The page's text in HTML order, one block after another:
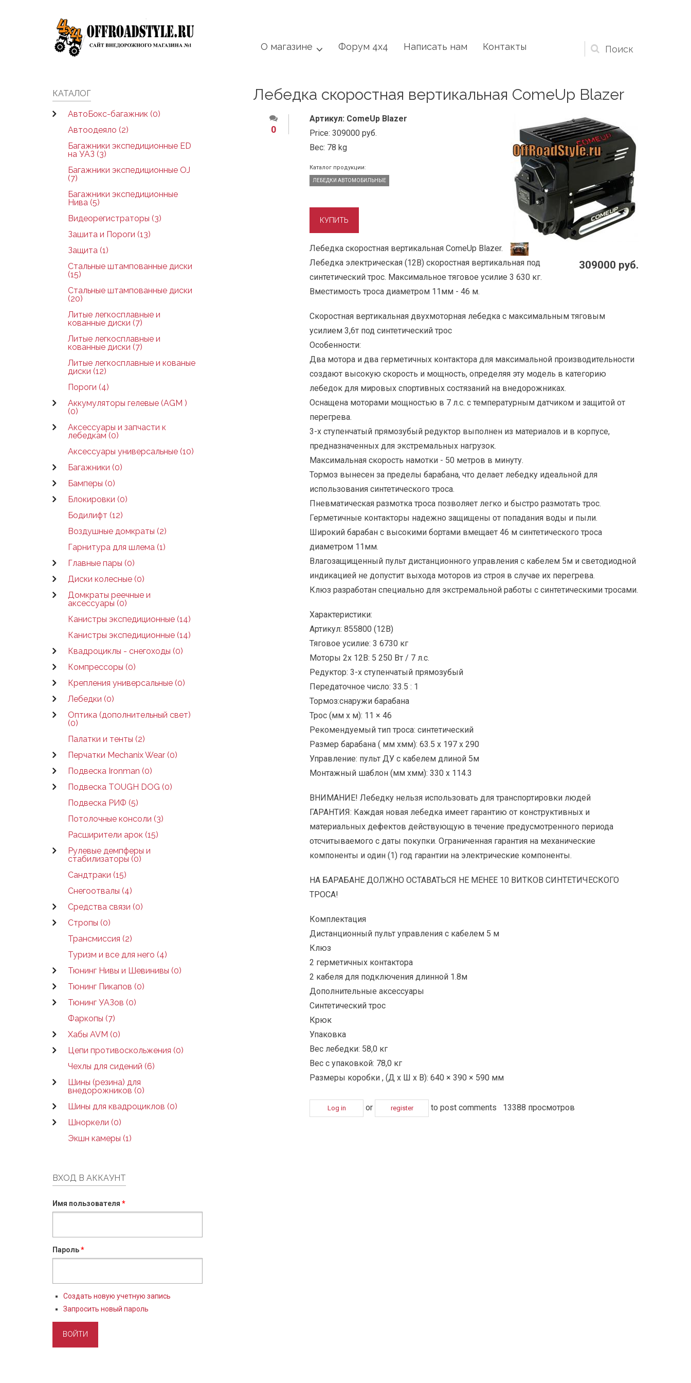
Форма
О магазине Форум 4x4 Написать нам Контакты
КАТАЛОГ
АвтоБокс-багажник (0)
Автоодеяло (2)
Багажники экспедиционные ED
на УАЗ (3)
Багажники экспедиционные OJ
(7)
Багажники экспедиционные
Нива (5)
Видеорегистраторы (3)
Зашита и Пороги (13)
Защита (1)
Стальные штампованные диски
(15)
Стальные штампованные диски
(20)
Литые легкосплавные и
кованные диски (7)
Литые легкосплавные и
кованные диски (7)
Литые легкосплавные и кованые
диски (12)
Пороги (4)
Аккумуляторы гелевые (AGM )
(0)
Аксессуары и запчасти к
лебедкам (0)
Аксессуары универсальные (10)
Багажники (0)
Бамперы (0)
Блокировки (0)
Бодилифт (12)
Воздушные домкраты (2)
Гарнитура для шлема (1)
Главные пары (0)
Диски колесные (0)
Домкраты реечные и
аксессуары (0)
Канистры экспедиционные (14)
Канистры экспедиционные (14)
Квадроциклы - снегоходы (0)
Компрессоры (0)
Крепления универсальные (0)
Лебедки (0)
Оптика (дополнительный свет)
(0)
Палатки и тенты (2)
Перчатки Mechanix Wear (0)
Подвеска Ironman (0)
Подвеска TOUGH DOG (0)
Подвеска РИФ (5)
Потолочные консоли (3)
Расширители арок (15)
Рулевые демпферы и
стабилизаторы (0)
Сандтраки (15)
Снегоотвалы (4)
Средства связи (0)
Стропы (0)
Трансмиссия (2)
Туризм и все для него (4)
Тюнинг Нивы и Шевинивы (0)
Тюнинг Пикапов (0)
Тюнинг УАЗов (0)
Фаркопы (7)
Хабы AVM (0)
Цепи противоскольжения (0)
Чехлы для сидений (6)
Шины (резина) для
внедорожников (0)
Шины для квадроциклов (0)
Шноркели (0)
Экшн камеры (1)
ВХОД В АККАУНТ
Имя пользователя *
Пароль*
Создать новую учетную запись
Запросить новый пароль
Лебедка скоростная вертикальная ComeUp Blazer
0
309000 руб.
Артикул: ComeUp Blazer
Price: 309000 руб.
Вес: 78 kg
Каталог продукции:
ЛЕБЕДКИ АВТОМОБИЛЬНЫЕ
Лебедка скоростная вертикальная ComeUp Blazer.
Лебедка электрическая (12В) скоростная вертикальная под
синтетический трос. Максимальное тяговое усилие 3 630 кг.
Вместимость троса диаметром 11мм - 46 м.
Cкоростная вертикальная двухмоторная лебедка с максимальным тяговым
усилием 3,6т под синтетический трос
Особенности:
Два мотора и два герметичных контактора для максимальной производительности
создают высокую скорость и мощность, определяя эту модель в категорию
лебедок для мировых спортивных состязаний на внедорожниках.
Оснащена моторами мощностью в 7 л.с. с температурным датчиком и защитой от
перегрева.
3-х ступенчатый прямозубый редуктор выполнен из материалов и в корпусе,
предназначенных для экстремальных нагрузок.
Максимальная скорость намотки - 50 метров в минуту.
Тормоз вынесен за пределы барабана, что делает лебедку идеальной для
использования синтетического троса.
Пневматическая размотка троса позволяет легко и быстро размотать трос.
Герметичные контакторы надежно защищены от попадания воды и пыли.
Широкий барабан с высокими бортами вмещает 46 м синтетического троса
диаметром 11мм.
Влагозащищенный пульт дистанционного управления с кабелем 5м и светодиодной
индикацией не допустит выхода моторов из строя в случае их перегрева.
Клюз разработан специально для экстремальной работы с синтетическими тросами.
Характеристики:
Артикул: 855800 (12В)
Тяговое усилие: 3 6730 кг
Моторы 2х 12В: 5 250 Вт / 7 л.с.
Редуктор: 3-х ступенчатый прямозубый
Передаточное число: 33.5 : 1
Тормоз:снаружи барабана
Трос (мм x м): 11 × 46
Рекомендуемый тип троса: синтетический
Размер барабана ( мм xмм): 63.5 x 197 х 290
Управление: пульт ДУ с кабелем длиной 5м
Монтажный шаблон (мм xмм): 330 x 114.3
ВНИМАНИЕ! Лебедку нельзя использовать для транспортировки людей
ГАРАНТИЯ: Каждая новая лебедка имеет гарантию от конструктивных и
материальных дефектов действующую в течение предусмотренного периода
отсчитываемого с даты покупки. Ограниченная гарантия на механические
компоненты и один (1) год гарантии на электрические компоненты.
НА БАРАБАНЕ ДОЛЖНО ОСТАВАТЬСЯ НЕ МЕНЕЕ 10 ВИТКОВ СИНТЕТИЧЕСКОГО
ТРОСА!
Комплектация
Дистанционный пульт управления с кабелем 5 м
Клюз
2 герметичных контактора
2 кабеля для подключения длинной 1.8м
Дополнительные аксессуары
Синтетический трос
Крюк
Упаковка
Вес лебедки: 58,0 кг
Вес с упаковкой: 78,0 кг
Размеры коробки , (Д x Ш x В): 640 × 390 × 590 мм
Log in or register to post comments 13388 просмотров